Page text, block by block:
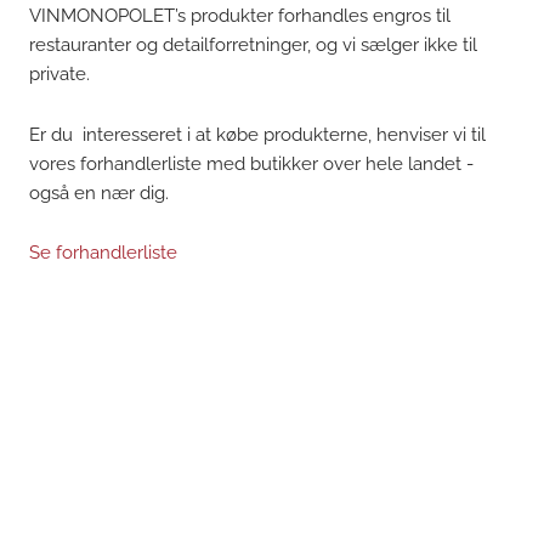
VINMONOPOLET’s produkter forhandles engros til
restauranter og detailforretninger, og vi sælger ikke til
private.
Er du interesseret i at købe produkterne, henviser vi til
vores forhandlerliste med butikker over hele landet -
også en nær dig.
Se forhandlerliste